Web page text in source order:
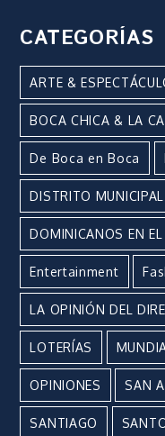
CATEGORÍAS
ARTE &
BOCA CHICA & LA
De Boca en Boca
DISTRITO
DOMINICANOS EN EL
Entertainment
LA OPINIÓN DEL
LOTERÍAS
OPINIONES SAN
SANTIAGO